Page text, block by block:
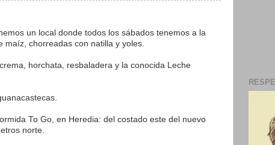
un local donde todos los sábados tenemos a la
maíz, chorreadas con natilla y yoles.
horchata, resbaladera y la conocida Leche
To Go, en Heredia: del costado este del nuevo
norte.